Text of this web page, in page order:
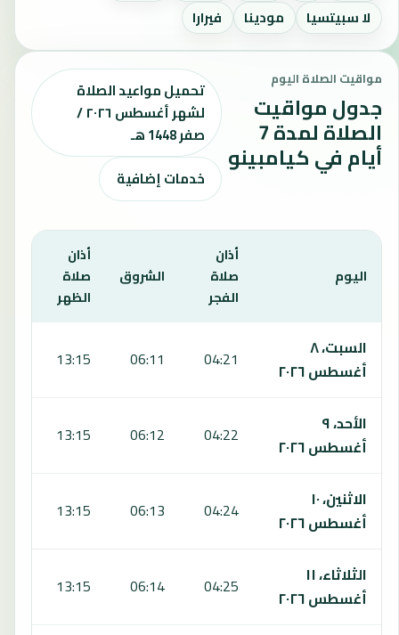
لا سبيتسيا
مودينا فيرارا
مواقيت الصلاة اليوم
جدول مواقيت
الصلاة لمدة 7
أيام في كيامبينو
تحميل مواعيد الصلاة
لشهر أغسطس ٢٠٢٦ /
صفر 1448 هـ
خدمات إضافية
اليوم
أذان
صلاة
الفجر
الشروق
أذان
صلاة
الظهر
السبت، ٨
أغسطس ٢٠٢٦
04:21
06:11
13:15
الأحد، ٩
أغسطس ٢٠٢٦
04:22
06:12
13:15
الاثنين، ١٠
أغسطس ٢٠٢٦
04:24
06:13
13:15
الثلاثاء، ١١
أغسطس ٢٠٢٦
04:25
06:14
13:15